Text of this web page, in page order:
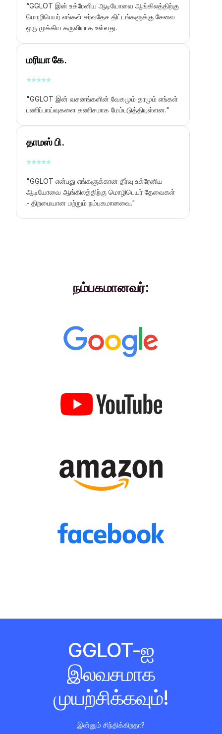
“GGLOT இன்உக்ரேனிய ஆடியோவை ஆங்கிலத்திற்கு
மொழிபெயர்எங்கள் சர்வதேச திட்டங்களுக்கு சேவை
ஒரு முக்கிய கருவியாக உள்ளது.
மரியா கே.
⭐⭐⭐⭐⭐
"GGLOT இன் வசனங்களின் வேகமும் தரமும் எங்கள்
பணிப்பாய்வுகளை கணிசமாக மேம்படுத்தியுள்ளன."
தாமஸ் பி.
⭐⭐⭐⭐⭐
"GGLOT என்பது எங்களுக்கான தீர்வுஉக்ரேனிய
ஆடியோவை ஆங்கிலத்திற்கு மொழிபெயர்தேவைகள்
- திறமையான மற்றும் நம்பகமானவை."
நம்பகமானவர்:
GGLOT-ஐ
இலவசமாக
முயற்சிக்கவும்!
இன்னும் சிந்திக்கிறதா?